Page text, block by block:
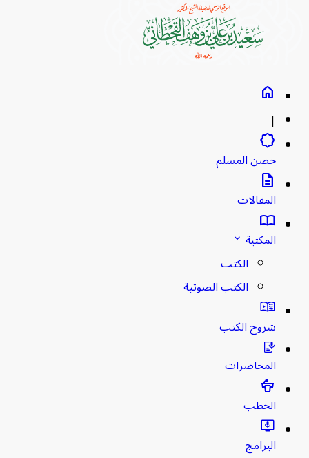
home
brightness_empty
حصن المسلم
description
المقالات
import_contacts
المكتبةstat_minus_1
الكتب
الكتب الصوتية
شروح الكتب
المحاضرات
الخطب
البرامج